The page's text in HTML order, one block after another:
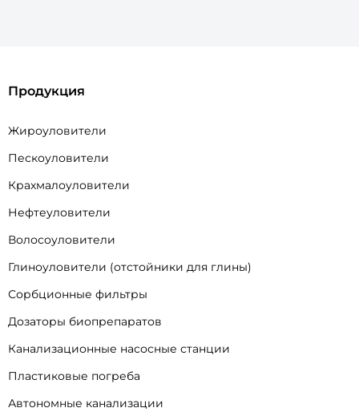
Продукция
Жироуловители
Пескоуловители
Крахмалоуловители
Нефтеуловители
Волосоуловители
Глиноуловители (отстойники для глины)
Сорбционные фильтры
Дозаторы биопрепаратов
Канализационные насосные станции
Пластиковые погреба
Автономные канализации